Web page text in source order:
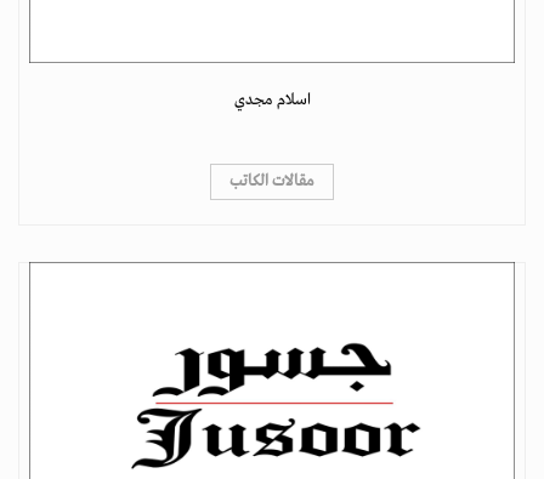
اسلام مجدي
مقالات الكاتب